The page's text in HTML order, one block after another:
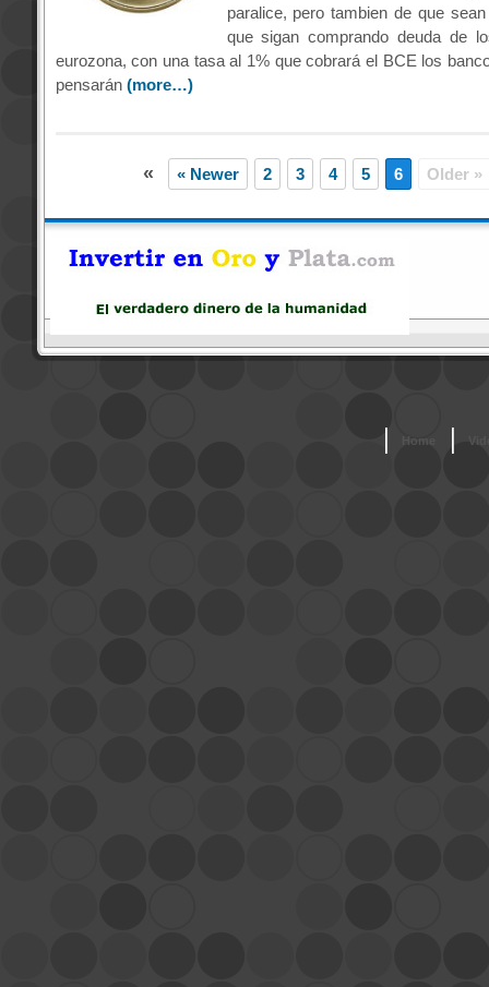
paralice, pero tambien de que
que sigan comprando deuda de
eurozona, con una tasa al 1% que cobrará el BCE los
pensarán (more…)
« « Newer 2 3 4 5 6 Older »
Home